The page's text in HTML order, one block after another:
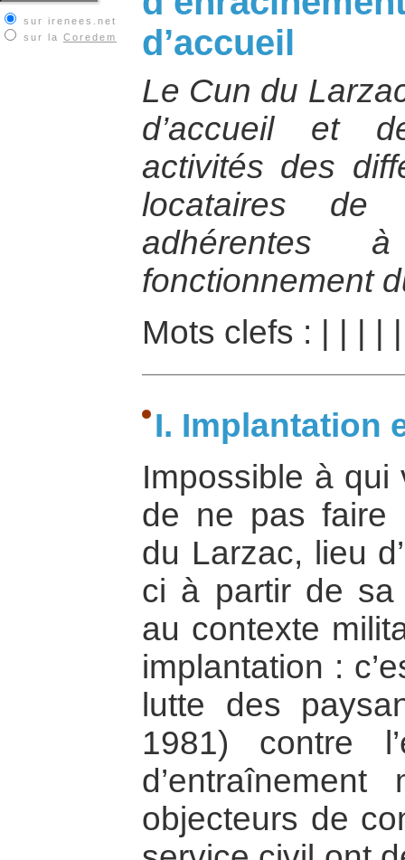
sur irenees.net
sur la Coredem
d’accueil
Le Cun du
d’accueil et
activités des
locataires de
fonctionnement
Mots clefs :
I. Implantation
Impossible à qui
de ne pas faire
du Larzac, lieu
ci à partir de sa
au contexte
implantation :
lutte des
1981) contre
objecteurs de